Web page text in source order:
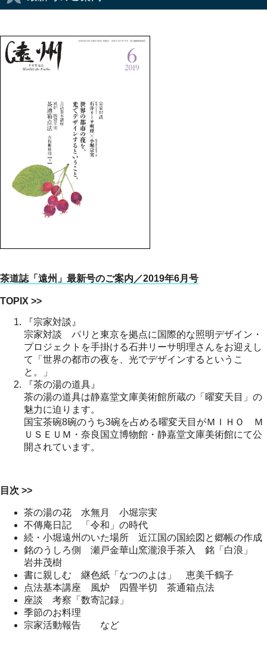
茶道誌「遠州」最新号のご案内／2019年6月号
TOPIX >>
『宗家対談』
宗家対談 パリと東京を拠点に国際的な照明デザイン・
プロジェクトを手掛ける石井リーサ明理さんをお迎えし
て「世界の都市の夜を、光でデザインするというこ
と。」
『茶の湯の道具』
茶の湯の道具は静嘉堂文庫美術館所蔵の「曜変天目」の
魅力に迫ります。
国宝茶碗8碗のうち3碗を占める曜変天目がＭＩＨＯ Ｍ
ＵＳＥＵＭ・奈良国立博物館・静嘉堂文庫美術館にて公
開されています。
目次 >>
茶の湯の花 水無月 小堀宗実
不傳庵日記 「令和」の時代
続・小堀遠州のいた場所 近江国の国絵図と郷帳の作成
銘のうしろ側 瀬戸金華山窯瀧浪手茶入 銘「白浪」
岩井茂樹
書に親しむ 継色紙「なつのよは」 恵美千鶴子
点法基本講座 風炉 四畳半切 茶通箱点法
座談 考察「数寄記録」
季節のお料理
宗家活動報告 など